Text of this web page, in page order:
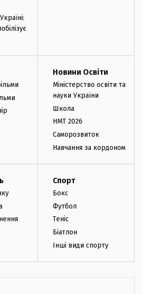
Новини Освіти
Міністерство освіти та
науки України
Школа
НМТ 2026
Саморозвиток
Навчання за кордоном
Спорт
Бокс
Футбол
Теніс
Біатлон
Інші види спорту